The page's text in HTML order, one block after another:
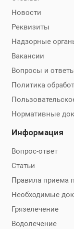
Новости
Реквизиты
Надзорные
Вакансии
Вопросы и
Политика
Нормативные
Информация
Вопрос-ответ
Статьи
Правила приема
Необходимые
Грязелечение
Водолечение